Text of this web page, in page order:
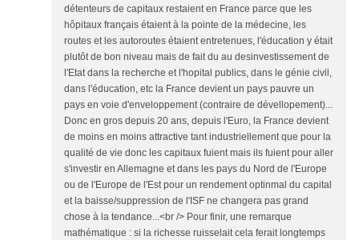
détenteurs de capitaux restaient en France parce que les
hôpitaux français étaient à la pointe de la médecine, les
routes et les autoroutes étaient entretenues, l'éducation y était
plutôt de bon niveau mais de fait du au desinvestissement de
l'Etat dans la recherche et l'hopital publics, dans le génie civil,
dans l'éducation, etc la France devient un pays pauvre un
pays en voie d'enveloppement (contraire de dévellopement)...
Donc en gros depuis 20 ans, depuis l'Euro, la France devient
de moins en moins attractive tant industriellement que pour la
qualité de vie donc les capitaux fuient mais ils fuient pour aller
s'investir en Allemagne et dans les pays du Nord de l'Europe
ou de l'Europe de l'Est pour un rendement optinmal du capital
et la baisse/suppression de l'ISF ne changera pas grand
chose à la tendance...<br /> Pour finir, une remarque
mathématique : si la richesse ruisselait cela ferait longtemps